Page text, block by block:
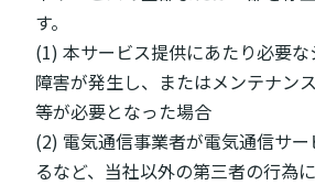
す。
(1) 本サービス提供にあたり必要
障害が発生し、またはメンテナン
等が必要となった場合
(2) 電気通信事業者が電気通信サ
るなど、当社以外の第三者の行為